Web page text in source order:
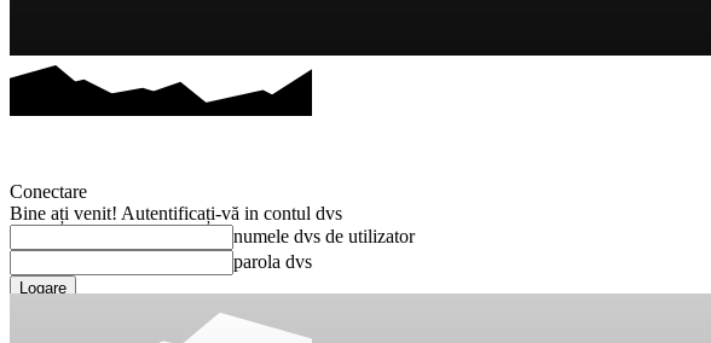
Conectare
Bine ați venit! Autentificați-vă in contul dvs
numele dvs de utilizator
parola dvs
Ați uitat parola? obține ajutor